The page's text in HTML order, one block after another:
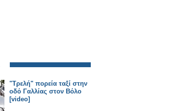
"Τρελή" πορεία ταξί στην
οδό Γαλλίας στον Βόλο
[video]